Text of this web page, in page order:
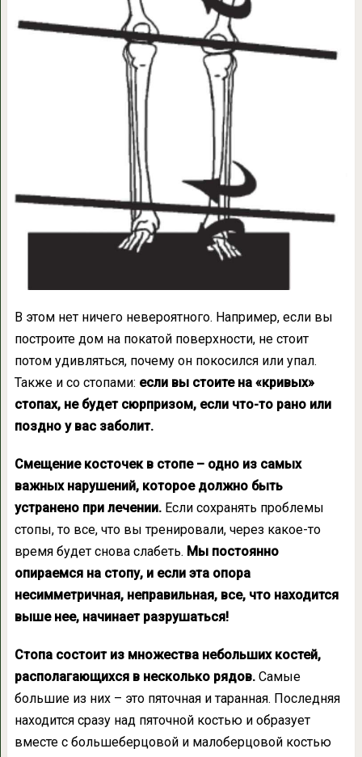
В этом нет ничего невероятного. Например, если вы
построите дом на покатой поверхности, не стоит
потом удивляться, почему он покосился или упал.
Также и со стопами: если вы стоите на «кривых»
стопах, не будет сюрпризом, если что-то рано или
поздно у вас заболит.
Смещение косточек в стопе – одно из самых
важных нарушений, которое должно быть
устранено при лечении. Если сохранять проблемы
стопы, то все, что вы тренировали, через какое-то
время будет снова слабеть. Мы постоянно
опираемся на стопу, и если эта опора
несимметричная, неправильная, все, что находится
выше нее, начинает разрушаться!
Стопа состоит из множества небольших костей,
располагающихся в несколько рядов.Самые
большие из них – это пяточная и таранная. Последняя
находится сразу над пяточной костью и образует
вместе с большеберцовой и малоберцовой костью